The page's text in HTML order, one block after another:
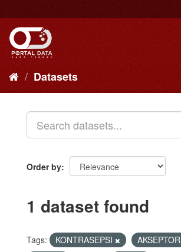
to
content
Datasets
Order by
1 dataset found
Tags: KONTRASEPSI
AKSEPTOR